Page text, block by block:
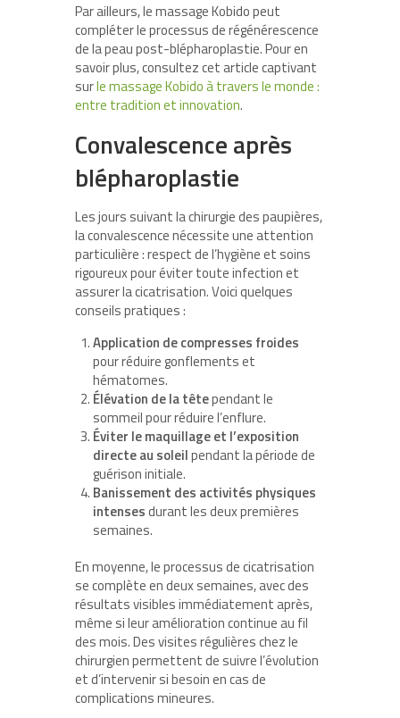
Par ailleurs,le massage Kobidopeut
compléter le processus de régénérescence
de la peau post-blépharoplastie. Pour en
savoir plus, consultez cet article captivant
surle massage Kobido à travers le monde :
entre tradition et innovation.
Convalescence après
blépharoplastie
Les jours suivant la chirurgie des paupières,
la convalescence nécessite une attention
particulière : respect de l’hygiène et soins
rigoureux pour éviter toute infection et
assurer la cicatrisation. Voici quelques
conseils pratiques :
Application de compresses froides
pour réduire gonflements et
hématomes.
Élévation de la têtependant le
sommeil pour réduire l’enflure.
Éviter le maquillage et l’exposition
directe au soleilpendant la période de
guérison initiale.
Banissement des activités physiques
intensesdurant les deux premières
semaines.
En moyenne, le processus de cicatrisation
se complète en deux semaines, avec des
résultats visibles immédiatement après,
même si leur amélioration continue au fil
des mois. Des visites régulières chez le
chirurgien permettent de suivre l’évolution
et d’intervenir si besoin en cas de
complications mineures.